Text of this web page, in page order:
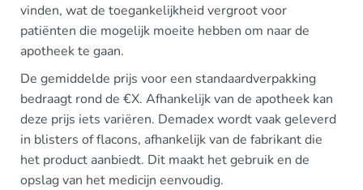
vinden, wat de toegankelijkheid vergroot voor
patiënten die mogelijk moeite hebben om naar de
apotheek te gaan.
De gemiddelde prijs voor een standaardverpakking
bedraagt rond de €X. Afhankelijk van de apotheek kan
deze prijs iets variëren. Demadex wordt vaak geleverd
in blisters of flacons, afhankelijk van de fabrikant die
het product aanbiedt. Dit maakt het gebruik en de
opslag van het medicijn eenvoudig.